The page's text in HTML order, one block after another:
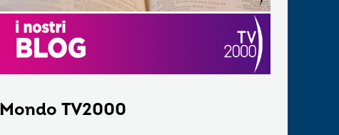
Mondo TV2000